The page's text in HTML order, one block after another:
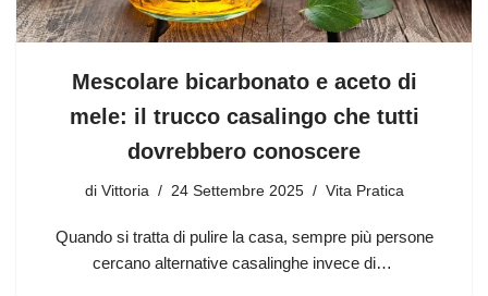
Mescolare bicarbonato e aceto di
mele: il trucco casalingo che tutti
dovrebbero conoscere
di Vittoria 24 Settembre 2025 Vita Pratica
Quando si tratta di pulire la casa, sempre più persone
cercano alternative casalinghe invece di…